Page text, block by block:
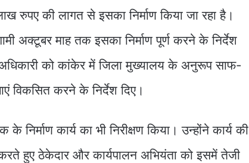
रुपए की लागत से इसका निर्माण किया जा रहा है।
अक्टूबर माह तक इसका निर्माण पूर्ण करने के निर्देश
अधिकारी को कांकेर में जिला मुख्यालय के अनुरूप साफ-
विकसित करने के निर्देश दिए।
निर्माण कार्य का भी निरीक्षण किया। उन्होंने कार्य की
करते हुए ठेकेदार और कार्यपालन अभियंता को इसमें तेजी